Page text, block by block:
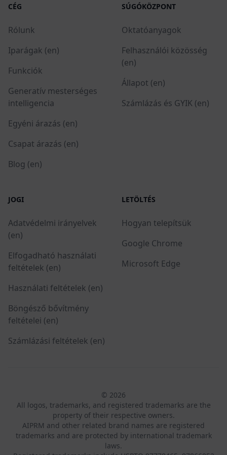
CÉG
Rólunk
Iparágak (en)
Funkciók
Generatív mesterséges
intelligencia
Egyéni árazás (en)
Csapat árazás (en)
Blog (en)
SÚGÓKÖZPONT
Oktatóanyagok
Felhasználói közösség
(en)
Állapot (en)
Számlázás és GYIK (en)
JOGI
Adatvédelmi irányelvek
(en)
Elfogadható használati
feltételek (en)
Használati feltételek (en)
Böngésző bővítmény
feltételei (en)
Számlázási feltételek (en)
LETÖLTÉS
Hogyan telepítsük
Google Chrome
Microsoft Edge
© 2026
All logos, trademarks, and registered trademarks are the
property of their respective owners.
AIPRM and other related brand names are registered
trademarks and are protected by international trademark
laws.